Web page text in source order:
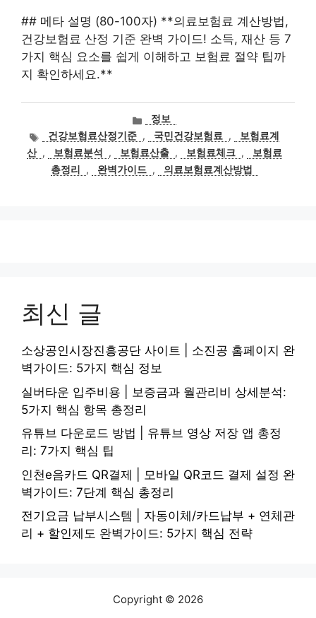
## 메타 설명 (80-100자) **의료보험료 계산방법,
건강보험료 산정 기준 완벽 가이드! 소득, 재산 등 7
가지 핵심 요소를 쉽게 이해하고 보험료 절약 팁까
지 확인하세요.**
카
고
리
정보
태건강보험료산정기준 , 국민건강보험료 ,
보험료계
산 , 보험료분석 , 보험료산출 , 보험료체크 ,
보험료
총정리
, 완벽가이드 , 의료보험료계산방법
최신 글
소상공인시장진흥공단 사이트 | 소진공 홈페이지 완
벽가이드: 5가지 핵심 정보
실버타운 입주비용 | 보증금과 월관리비 상세분석:
5가지 핵심 항목 총정리
유튜브 다운로드 방법 | 유튜브 영상 저장 앱 총정
리: 7가지 핵심 팁
인천e음카드 QR결제 | 모바일 QR코드 결제 설정 완
벽가이드: 7단계 핵심 총정리
전기요금 납부시스템 | 자동이체/카드납부 + 연체관
리 + 할인제도 완벽가이드: 5가지 핵심 전략
Copyright © 2026